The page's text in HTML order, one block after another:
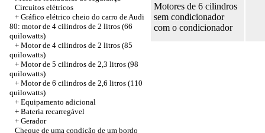
Circuitos elétricos
+ Gráfico elétrico cheio do carro de Audi
80: motor de 4 cilindros de 2 litros (66
quilowatts)
+ Motor de 4 cilindros de 2 litros (85
quilowatts)
+ Motor de 5 cilindros de 2,3 litros (98
quilowatts)
+ Motor de 6 cilindros de 2,6 litros (110
quilowatts)
+ Equipamento adicional
+ Bateria recarregável
+ Gerador
Cheque de uma condição de um bordo
Motores de 6 cilindros
sem condicionador
com o condicionador